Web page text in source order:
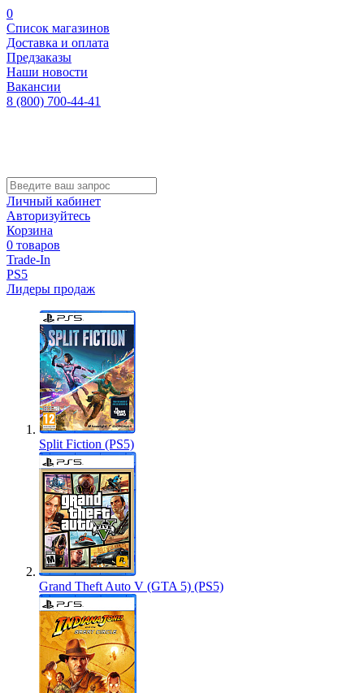
0
Список магазинов
Доставка и оплата
Предзаказы
Наши новости
Вакансии
8 (800) 700-44-41
Личный кабинет
Авторизуйтесь
Корзина
0 товаров
Trade-In
PS5
Лидеры продаж
Split Fiction (PS5)
Grand Theft Auto V (GTA 5) (PS5)